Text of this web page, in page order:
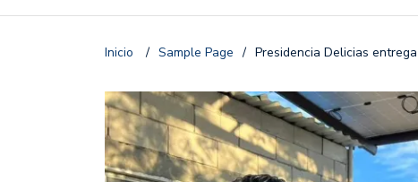
Inicio / Sample Page / Presidencia Delicias